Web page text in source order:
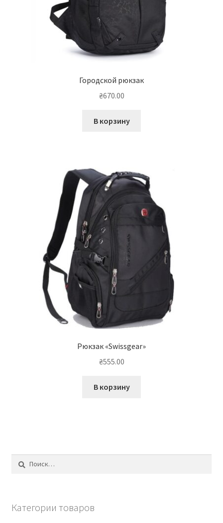
Городской рюкзак
₴670.00
В корзину
Рюкзак «Swissgear»
₴555.00
В корзину
Найти:
Категории товаров